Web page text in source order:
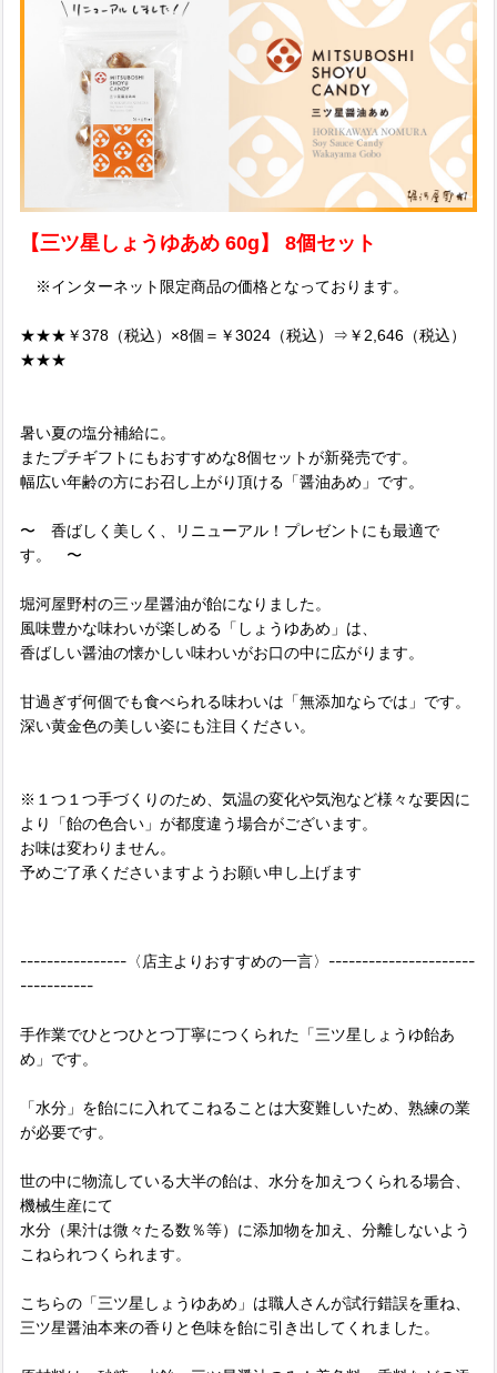
【三ツ星しょうゆあめ 60g】 8個セット
※インターネット限定商品の価格となっております。
★★★￥378（税込）×8個＝￥3024（税込）⇒￥2,646（税込）
★★★
暑い夏の塩分補給に。
またプチギフトにもおすすめな8個セットが新発売です。
幅広い年齢の方にお召し上がり頂ける「醤油あめ」です。
〜 香ばしく美しく、リニューアル！プレゼントにも最適で
す。 〜
堀河屋野村の三ッ星醤油が飴になりました。
風味豊かな味わいが楽しめる「しょうゆあめ」は、
香ばしい醤油の懐かしい味わいがお口の中に広がります。
甘過ぎず何個でも食べられる味わいは「無添加ならでは」です。
深い黄金色の美しい姿にも注目ください。
※１つ１つ手づくりのため、気温の変化や気泡など様々な要因に
より「飴の色合い」が都度違う場合がございます。
お味は変わりません。
予めご了承くださいますようお願い申し上げます
----------------〈店主よりおすすめの一言〉----------------------
-----------
手作業でひとつひとつ丁寧につくられた「三ツ星しょうゆ飴あ
め」です。
「水分」を飴にに入れてこねることは大変難しいため、熟練の業
が必要です。
世の中に物流している大半の飴は、水分を加えつくられる場合、
機械生産にて
水分（果汁は微々たる数％等）に添加物を加え、分離しないよう
こねられつくられます。
こちらの「三ツ星しょうゆあめ」は職人さんが試行錯誤を重ね、
三ツ星醤油本来の香りと色味を飴に引き出してくれました。